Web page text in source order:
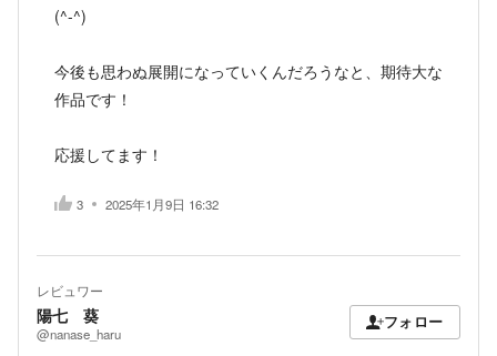
(^-^)
今後も思わぬ展開になっていくんだろうなと、期待大な
作品です！
応援してます！
3 2025年1月9日 16:32
レビュワー
陽七 葵
@nanase_haru
フォロー